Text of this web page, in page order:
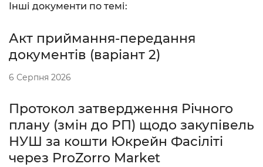
Інші документи по темі:
Акт приймання-передання
документів (варіант 2)
6 Серпня 2026
Протокол затвердження Річного
плану (змін до РП) щодо закупівель
НУШ за кошти Юкрейн Фасіліті
через ProZorro Market